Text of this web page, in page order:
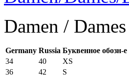
Damen /
Germany Russia Буквенное обозн-е
34
40
XS
36
42
S